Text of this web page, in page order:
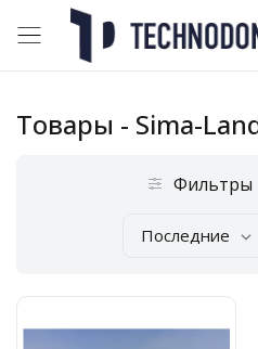
Товары - Sima-
Фильтры
Последние